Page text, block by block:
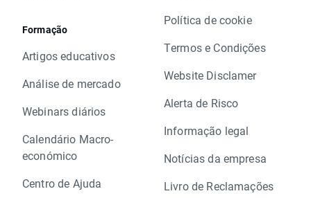
Formação
Artigos educativos
Análise de mercado
Webinars diários
Calendário Macro-
económico
Centro de Ajuda
Política de cookie
Termos e Condições
Website Disclamer
Alerta de Risco
Informação legal
Notícias da empresa
Livro de Reclamações